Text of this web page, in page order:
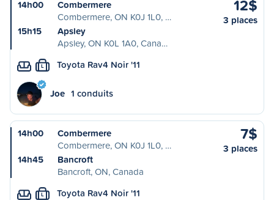
14h00
Combermere
Combermere, ON K0J 1L0, …
15h15
Apsley
Apsley, ON K0L 1A0, Cana…
12$
3 places
L Toyota Rav4 Noir '11
Joe 1 conduits
14h00
Combermere
Combermere, ON K0J 1L0, …
14h45
Bancroft
Bancroft, ON, Canada
7$
3 places
L Toyota Rav4 Noir '11